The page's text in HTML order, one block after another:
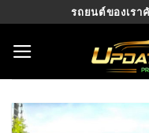
content
รถยนต์ของเร